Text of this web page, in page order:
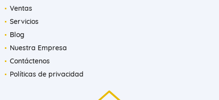
Ventas
Servicios
Blog
Nuestra Empresa
Contáctenos
Políticas de privacidad